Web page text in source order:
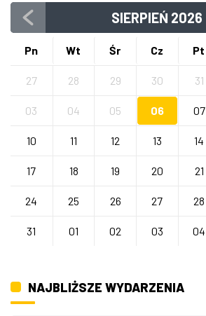
SIERPIEŃ 2026
Pn Wt Śr Cz Pt
27 28 29 30 31
03 04 05 06 07
10 11 12 13 14
17 18 19 20 21
24 25 26 27 28
31 01 02 03 04
NAJBLIŻSZE WYDARZENIA